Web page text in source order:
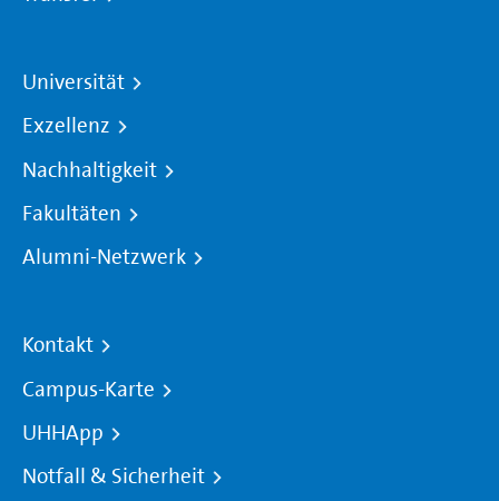
Universität
Exzellenz
Nachhaltigkeit
Fakultäten
Alumni-Netzwerk
Kontakt
Campus-Karte
UHHApp
Notfall & Sicherheit